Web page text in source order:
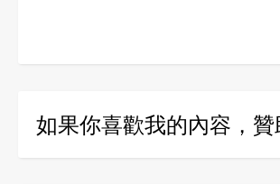
如果你喜歡我的內容，贊